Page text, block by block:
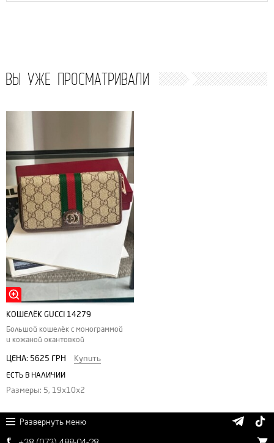
ВЫ УЖЕ ПРОСМАТРИВАЛИ
КОШЕЛЁК GUCCI 14279
Большой кошелёк с монограммой
и кожаной окантовкой
ЦЕНА: 5625 ГРН Купить
ЕСТЬ В НАЛИЧИИ
Размеры: 5, 19х10х2
Развернуть меню